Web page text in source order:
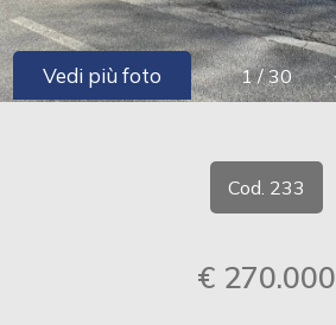
1 / 30
Vedi più foto
Cod. 233
€ 270.000
CONTATTI
Provincia
Comune